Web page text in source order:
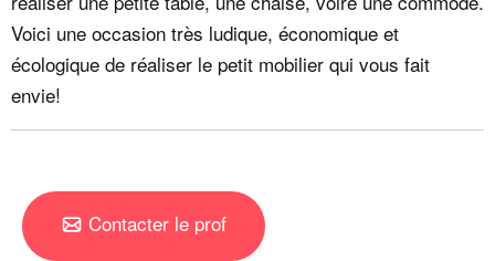
Voici une occasion très ludique, économique et
écologique de réaliser le petit mobilier qui vous fait
envie!
Contacter le prof